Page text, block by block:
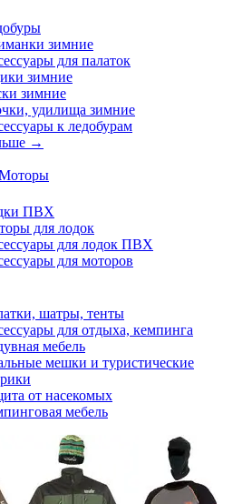
зимние
для палаток
зимние
зимние
удилища зимние
к ледобурам
→
ПВХ
для лодок
для лодок ПВХ
для моторов
шатры, тенты
для отдыха, кемпинга
мебель
мешки и туристические
от насекомых
мебель